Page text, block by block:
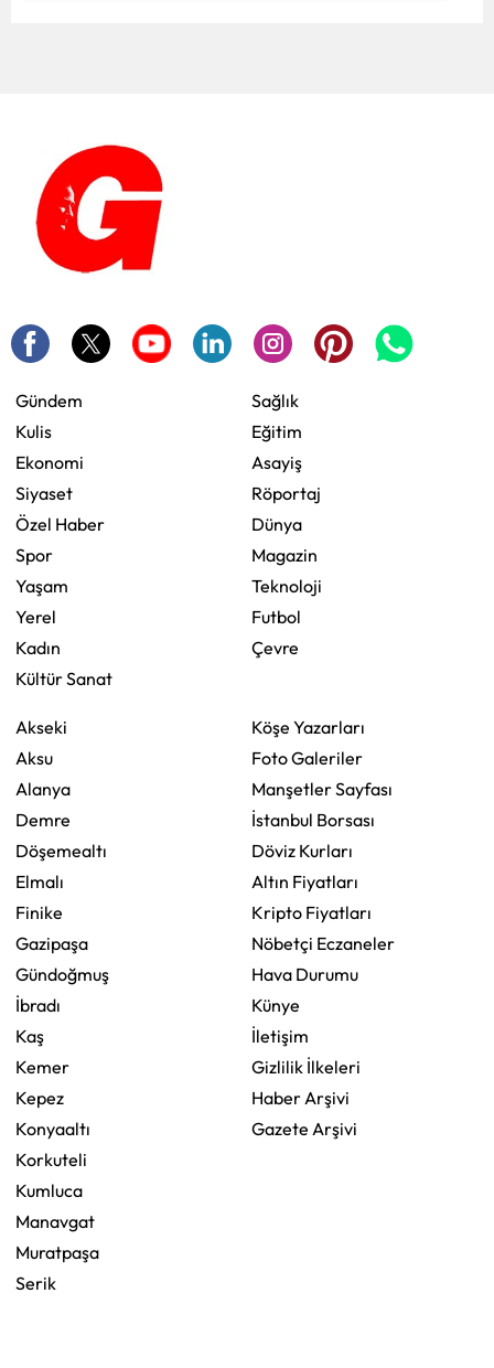
Gündem
Kulis
Ekonomi
Siyaset
Özel Haber
Spor
Yaşam
Yerel
Kadın
Kültür Sanat
Sağlık
Eğitim
Asayiş
Röportaj
Dünya
Magazin
Teknoloji
Futbol
Çevre
Akseki
Aksu
Alanya
Demre
Döşemealtı
Elmalı
Finike
Gazipaşa
Gündoğmuş
İbradı
Kaş
Kemer
Kepez
Konyaaltı
Korkuteli
Kumluca
Manavgat
Muratpaşa
Serik
Köşe Yazarları
Foto Galeriler
Manşetler Sayfası
İstanbul Borsası
Döviz Kurları
Altın Fiyatları
Kripto Fiyatları
Nöbetçi Eczaneler
Hava Durumu
Künye
İletişim
Gizlilik İlkeleri
Haber Arşivi
Gazete Arşivi